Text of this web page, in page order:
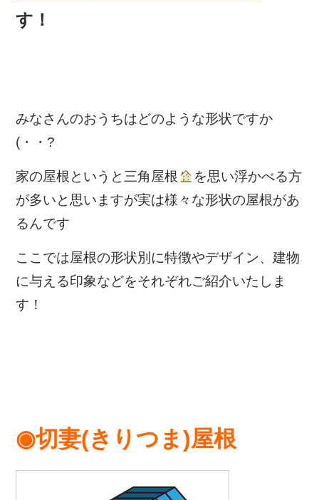
す！
みなさんのおうちはどのような形状ですか
(・・?
家の屋根というと三角屋根
を思い浮かべる方
が多いと思いますが実は様々な形状の屋根があ
るんです
ここでは屋根の形状別に特徴やデザイン、建物
に与える印象などをそれぞれご紹介いたしま
す！
◉切妻(きりつま)屋根